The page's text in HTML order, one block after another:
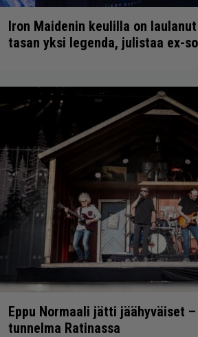
Iron Maidenin keulilla on
tasan yksi legenda, julistaa ex-
Eppu Normaali jätti jäähyväiset
tunnelma Ratinassa